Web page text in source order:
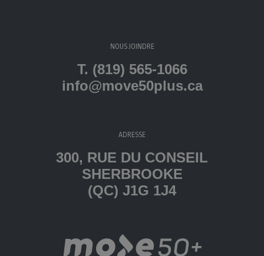
NOUS JOINDRE
T. (819) 565-1066
info@move50plus.ca
ADRESSE
300, RUE DU CONSEIL
SHERBROOKE
(QC) J1G 1J4